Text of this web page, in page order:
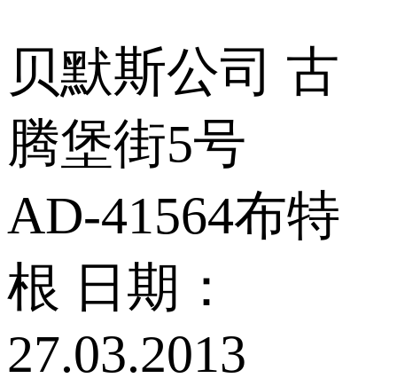
贝默斯公司 古
腾堡街5号
AD‑41564布特
根 日期：
27.03.2013